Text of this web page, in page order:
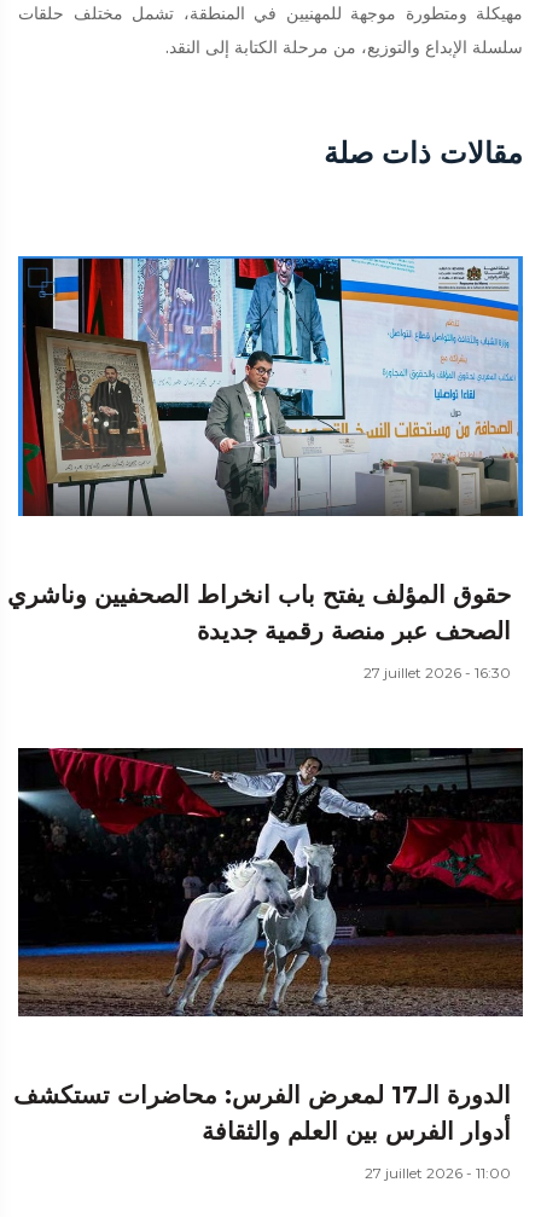
مهيكلة ومتطورة موجهة للمهنيين في المنطقة، تشمل مختلف حلقات
سلسلة الإبداع والتوزيع، من مرحلة الكتابة إلى النقد.
مقالات ذات صلة
حقوق المؤلف يفتح باب انخراط الصحفيين وناشري
الصحف عبر منصة رقمية جديدة
27 juillet 2026 - 16:30
الدورة الـ17 لمعرض الفرس: محاضرات تستكشف
أدوار الفرس بين العلم والثقافة
27 juillet 2026 - 11:00